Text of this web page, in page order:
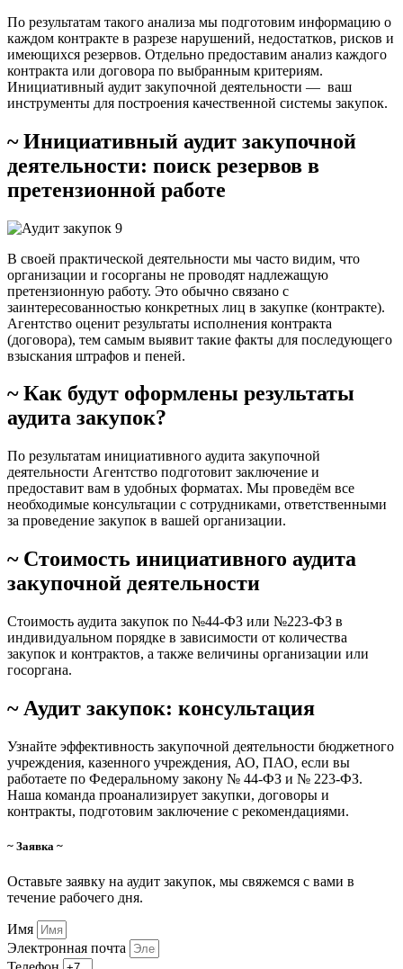
По результатам такого анализа мы подготовим информацию о
каждом контракте в разрезе нарушений, недостатков, рисков и
имеющихся резервов. Отдельно предоставим анализ каждого
контракта или договора по выбранным критериям.
Инициативный аудит закупочной деятельности — ваш
инструменты для построения качественной системы закупок.
~ Инициативный аудит закупочной
деятельности: поиск резервов в
претензионной работе
В своей практической деятельности мы часто видим, что
организации и госорганы не проводят надлежащую
претензионную работу. Это обычно связано с
заинтересованностью конкретных лиц в закупке (контракте).
Агентство оценит результаты исполнения контракта
(договора), тем самым выявит такие факты для последующего
взыскания штрафов и пеней.
~ Как будут оформлены результаты
аудита закупок?
По результатам инициативного аудита закупочной
деятельности Агентство подготовит заключение и
предоставит вам в удобных форматах. Мы проведём все
необходимые консультации с сотрудниками, ответственными
за проведение закупок в вашей организации.
~ Стоимость инициативного аудита
закупочной деятельности
Стоимость аудита закупок по №44-ФЗ или №223-ФЗ в
индивидуальном порядке в зависимости от количества
закупок и контрактов, а также величины организации или
госоргана.
~ Аудит закупок: консультация
Узнайте эффективность закупочной деятельности бюджетного
учреждения, казенного учреждения, АО, ПАО, если вы
работаете по Федеральному закону № 44-ФЗ и № 223-ФЗ.
Наша команда проанализирует закупки, договоры и
контракты, подготовим заключение с рекомендациями.
~ Заявка ~
Оставьте заявку на аудит закупок, мы свяжемся с вами в
течение рабочего дня.
Имя
Электронная почта